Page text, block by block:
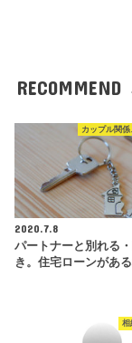
RECOMMEND
カップル関
2020.7.8
パートナーと別れる
き。住宅ローンがあ
相